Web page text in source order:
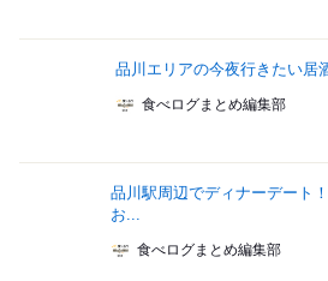
品川エリアの今夜行きたい居
食べログまとめ編集部
品川駅周辺でディナーデート
お...
食べログまとめ編集部